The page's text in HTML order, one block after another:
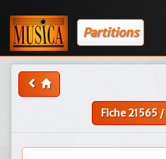
Partitions
Fiche21565/